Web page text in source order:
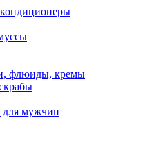
флюиды, кремы
для мужчин